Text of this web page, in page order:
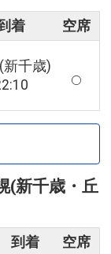
着 空席
新千歳)
(新千歳・丘
到着 空席